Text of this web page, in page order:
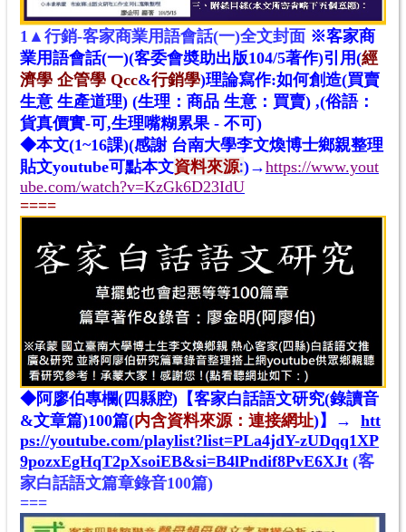
1▲ 行銷-客家商業用語會話(一)全文封面 ※客家商
業用語會話(一)(客委會奬助出版104/5著作)引用(經
濟學 企管學 Qcc&行銷學)理論寫作:如何創造(買賣
生意 生產道理) (生理：商品 生意：買賣) ,(俗語：
貨真價實-可,生理嘴糊累果 - 不可)
◆本文(1~16課)(感謝 台南大學李文煥博士鄉親整理
貼文youtube可點本文資料來源:)→https://www.yout
ube.com/watch?v=KzGk6D23IdU
====
◆阿廖伯專欄(四縣腔)【客家白話語文研究(錄讀音
&文章篇)100篇(内含資料來源：連接網址)】→
htt
ps://youtube.com/playlist?list=PLa4jdY-zUDqq1XP
9pozxEgHqT2pXsoiEB&si=B4lPndif8PvE6XJt (客
家白話語文篇章錄音100篇)
===